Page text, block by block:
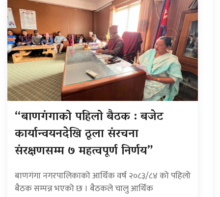
“बाणगंगाको पहिलो बैठक : बजेट
कार्यान्वयनदेखि ठूला संरचना
संरक्षणसम्म ७ महत्वपूर्ण निर्णय”
बाणगंगा नगरपालिकाको आर्थिक वर्ष २०८३/८४ को पहिलो
बैठक सम्पन्न भएको छ । बैठकले चालु आर्थिक